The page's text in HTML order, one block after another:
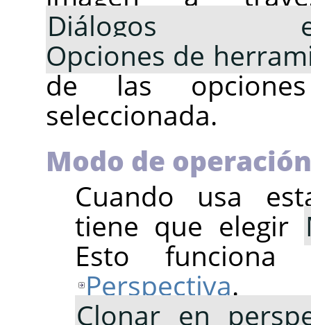
Diálogos
Opciones de
de las
seleccionada.
Modo de operación
Cuando usa
tiene que elegir
Esto funciona
Perspectiva.
Clonar en